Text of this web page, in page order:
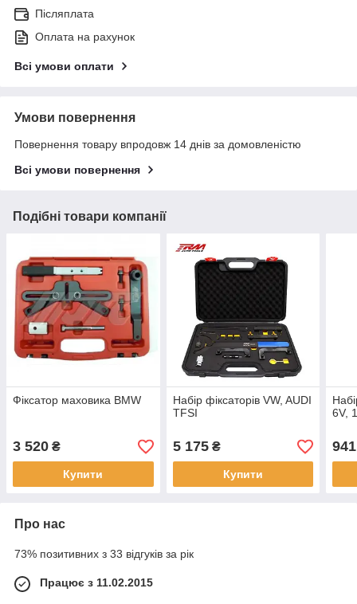
Післяплата
Оплата на рахунок
Всі умови оплати
Умови повернення
Повернення товару впродовж 14 днів за домовленістю
Всі умови повернення
Подібні товари компанії
Фіксатор маховика BMW
3 520 ₴
Купити
Набір фіксаторів VW, AUDI
TFSI
5 175₴
Купити
6V,
941
Про нас
73% позитивних з 33 відгуків за рік
Працює з 11.02.2015